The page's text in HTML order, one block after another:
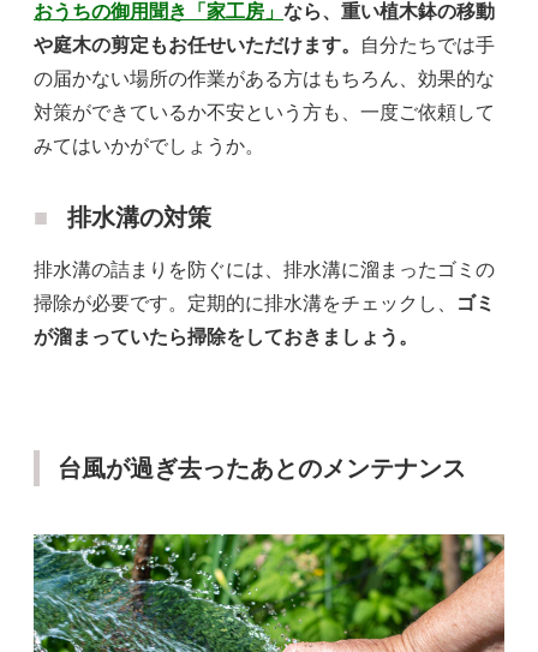
おうちの御用聞き「家工房」 なら、重い植木鉢の移動
や庭木の剪定もお任せいただけます。
自分たちでは手
の届かない場所の作業がある方はもちろん、効果的な
対策ができているか不安という方も、一度ご依頼して
みてはいかがでしょうか。
排水溝の対策
排水溝の詰まりを防ぐには、排水溝に溜まったゴミの
掃除が必要です。定期的に排水溝をチェックし、
ゴミ
が溜まっていたら掃除をしておきましょう。
台風が過ぎ去ったあとのメンテナンス